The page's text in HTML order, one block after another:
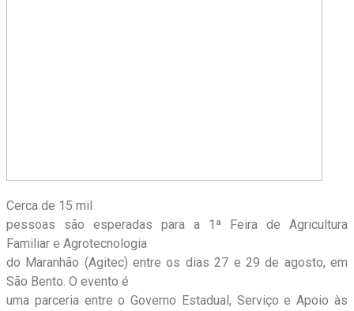
Cerca de 15 mil
pessoas são esperadas para a 1ª Feira de Agricultura
Familiar e Agrotecnologia
do Maranhão (Agitec) entre os dias 27 e 29 de agosto, em
São Bento. O evento é
uma parceria entre o Governo Estadual, Serviço e Apoio às